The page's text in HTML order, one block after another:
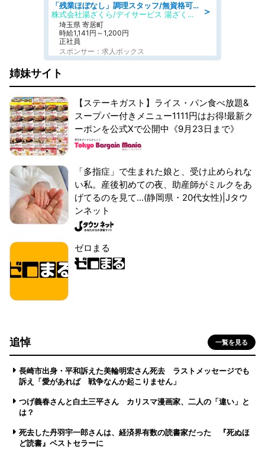
＞
「残業ほぼなし」調理スタッフ/無資格可/正職員/日勤のみ/デイサービス/社会保障完備
株式会社湯ざくら/デイサービス 湯ざくらケアリゾート
埼玉県 寄居町
時給1,141円～1,200円
正社員
スポンサー：求人ボックス
姉妹サイト
【ステーキガスト】ライス・パン食べ放題&
スープバー付きメニュー1111円はお得!最新ク
ーポンを公式Xで公開中《9月23日まで》
「多指症」で生まれた娘と、受け止められな
い私。産後初めての夜、助産師がミルクをあ
げてるのを見て...(静岡県・20代女性)|Jタウ
ンネット
ゼロまる
追悼 一覧を見る
長崎市出身・平和訴えた美輪明宏さん死去 ラストメッセージでも
訴え「愛があれば 戦争なんか起こりません」
つげ義春さんと白土三平さん カリスマ漫画家、二人の「違い」と
は？
死去した丹羽宇一郎さんは、経済界有数の読書家だった 『死ぬほ
ど読書』ベストセラーに